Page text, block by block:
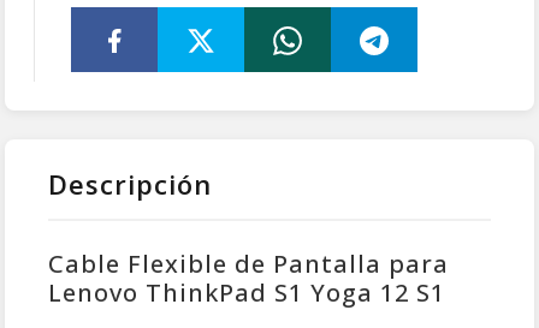
Descripción
Cable Flexible de Pantalla para
Lenovo ThinkPad S1 Yoga 12 S1